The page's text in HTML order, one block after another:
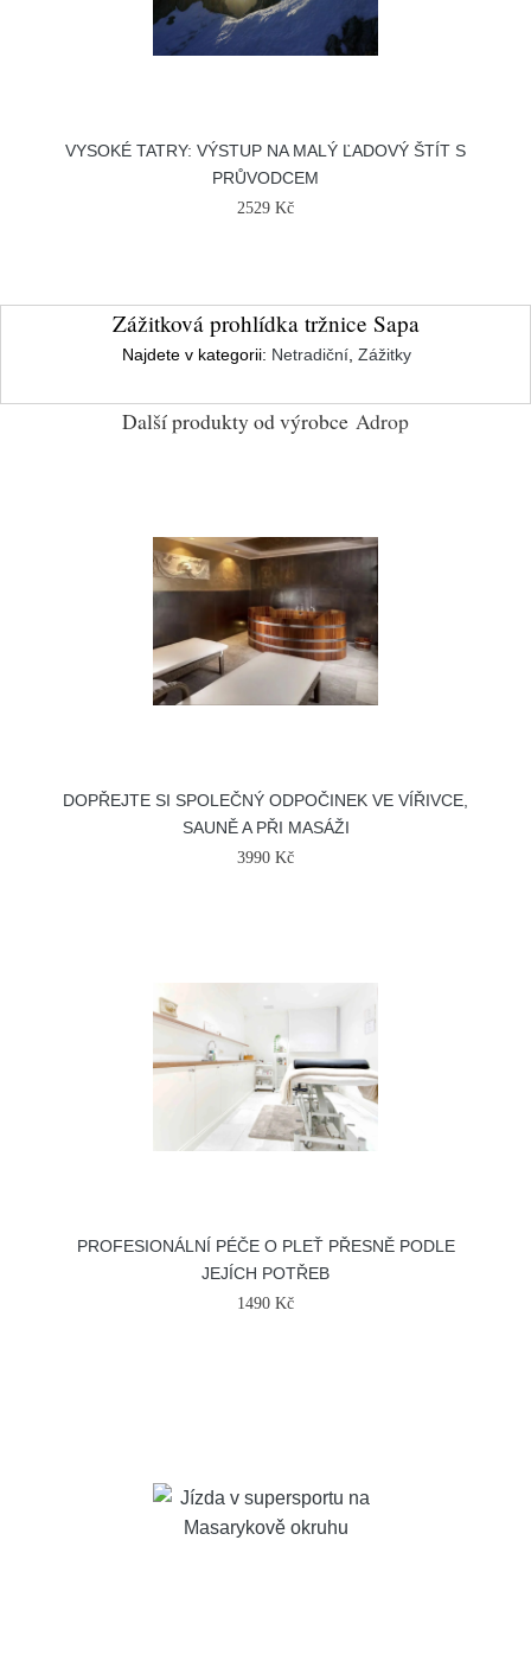
VYSOKÉ TATRY: VÝSTUP NA MALÝ ĽADOVÝ ŠTÍT S
PRŮVODCEM
2529 Kč
Zážitková prohlídka tržnice Sapa
Najdete v kategorii: Netradiční Zážitky
Další produkty od výrobce Adrop
DOPŘEJTE SI SPOLEČNÝ ODPOČINEK VE VÍŘIVCE,
SAUNĚ A PŘI MASÁŽI
3990 Kč
PROFESIONÁLNÍ PÉČE O PLEŤ PŘESNĚ PODLE
JEJÍCH POTŘEB
1490 Kč